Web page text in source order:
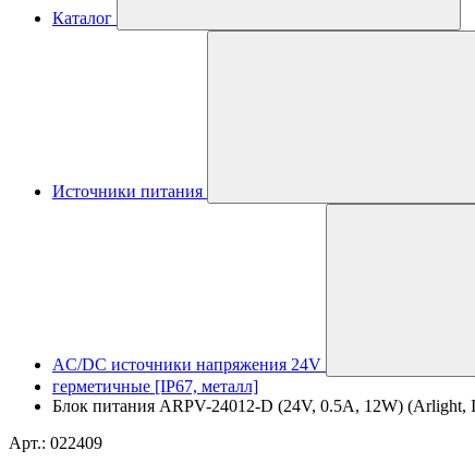
Каталог
Источники питания
AC/DC источники напряжения 24V
герметичные [IP67, металл]
Блок питания ARPV-24012-D (24V, 0.5A, 12W) (Arlight,
Арт.: 022409